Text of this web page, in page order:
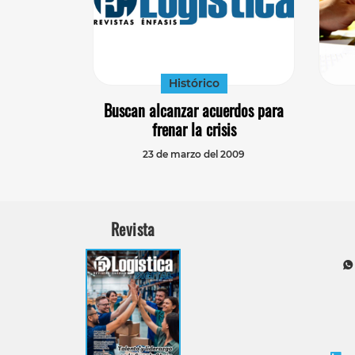
Histórico
Buscan alcanzar acuerdos para
frenar la crisis
23 de marzo del 2009
Revista